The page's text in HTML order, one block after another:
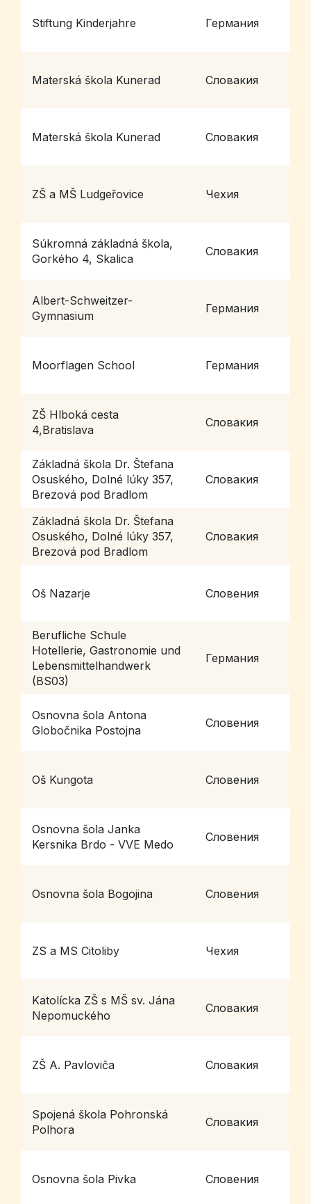
Stiftung Kinderjahre Германия
Materská škola Kunerad Словакия
Materská škola Kunerad Словакия
ZŠ a MŠ Ludgeřovice Чехия
Súkromná základná škola,
Gorkého 4, Skalica
Словакия
Albert-Schweitzer-
Gymnasium
Германия
Moorflagen School Германия
ZŠ Hlboká cesta
4,Bratislava
Словакия
Základná škola Dr. Štefana
Osuského, Dolné lúky 357,
Brezová pod Bradlom
Словакия
Základná škola Dr. Štefana
Osuského, Dolné lúky 357,
Brezová pod Bradlom
Словакия
Oš Nazarje Словения
Berufliche Schule
Hotellerie, Gastronomie und
Lebensmittelhandwerk
(BS03)
Германия
Osnovna šola Antona
Globočnika Postojna
Словения
Oš Kungota Словения
Osnovna šola Janka
Kersnika Brdo - VVE Medo
Словения
Osnovna šola Bogojina Словения
ZS a MS Citoliby Чехия
Katolícka ZŠ s MŠ sv. Jána
Nepomuckého
Словакия
ZŠ A. Pavloviča Словакия
Spojená škola Pohronská
Polhora
Словакия
Osnovna šola Pivka Словения